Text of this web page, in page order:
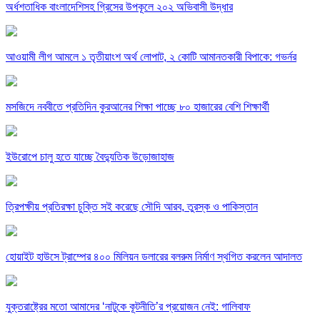
অর্ধশতাধিক বাংলাদেশিসহ গ্রিসের উপকূলে ২০২ অভিবাসী উদ্ধার
আওয়ামী লীগ আমলে ১ তৃতীয়াংশ অর্থ লোপাট, ২ কোটি আমানতকারী বিপাকে: গভর্নর
মসজিদে নববীতে প্রতিদিন কুরআনের শিক্ষা পাচ্ছে ৮০ হাজারের বেশি শিক্ষার্থী
ইউরোপে চালু হতে যাচ্ছে বৈদ্যুতিক উড়োজাহাজ
ত্রিপক্ষীয় প্রতিরক্ষা চুক্তি সই করেছে সৌদি আরব, তুরস্ক ও পাকিস্তান
হোয়াইট হাউসে ট্রাম্পের ৪০০ মিলিয়ন ডলারের বলরুম নির্মাণ স্থগিত করলেন আদালত
যুক্তরাষ্ট্রের মতো আমাদের ‘নাটুকে কূটনীতি’র প্রয়োজন নেই: গালিবাফ